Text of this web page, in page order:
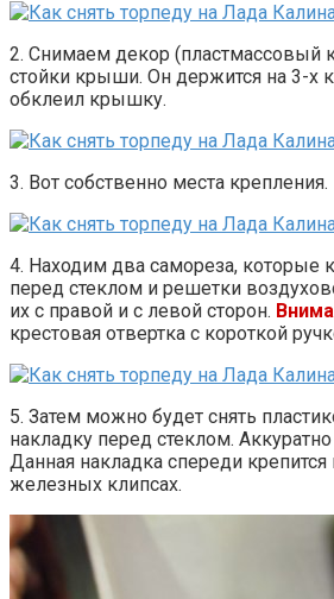
2. Снимаем декор (пластмассовый
стойки крыши. Он держится на 3-х
обклеил крышку.
3. Вот собственно места крепления.
4. Находим два самореза, которые
перед стеклом и решетки
их с правой и с левой сторон.
крестовая отвертка с короткой
5. Затем можно будет снять
накладку перед стеклом.
Данная накладка спереди крепится
железных клипсах.